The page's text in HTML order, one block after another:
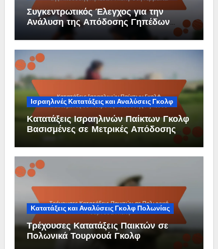
Συγκεντρωτικός Έλεγχος για την
Ανάλυση της Απόδοσης Γηπέδων
Γκολφ στη Γερμανία
Ισραηλινές Κατατάξεις και Αναλύσεις Γκολφ
Κατατάξεις Ισραηλινών Παίκτων Γκολφ
Βασισμένες σε Μετρικές Απόδοσης
Κατατάξεις και Αναλύσεις Γκολφ Πολωνίας
Τρέχουσες Κατατάξεις Παικτών σε
Πολωνικά Τουρνουά Γκολφ